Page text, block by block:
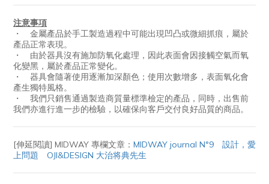
注意事項
・ 金屬產品於手工製造過程中可能出現凹凸或微細抓痕，屬於
產品正常表現。
・ 由於器具沒有施加防氧化處理，因此表面會因接觸空氣而氧
化變黑，屬於產品正常變化。
・ 器具會隨著使用逐漸加深顏色；使用次數增多，表面氧化會
產生獨特風格。
・ 我們只銷售通過製造商質量標準檢定的產品，同時，出售前
我們亦進行進一步的檢驗，以確保向客戶交付良好品質的商品。
[伸延閱讀] MIDWAY 專欄文章： MIDWAY journal N°9 設計，愛
上問題 OJI&DESIGN 大治将典先生